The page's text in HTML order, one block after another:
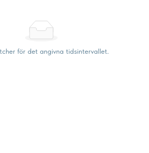
för det angivna tidsintervallet.